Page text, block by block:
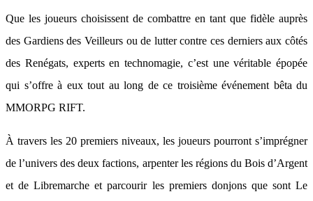
Que les joueurs choisissent de combattre en tant que fidèle auprès
des Gardiens des Veilleurs ou de lutter contre ces derniers aux côtés
des Renégats, experts en technomagie, c’est une véritable épopée
qui s’offre à eux tout au long de ce troisième événement bêta du
MMORPG RIFT.
À travers les 20 premiers niveaux, les joueurs pourront s’imprégner
de l’univers des deux factions, arpenter les régions du Bois d’Argent
et de Libremarche et parcourir les premiers donjons que sont Le